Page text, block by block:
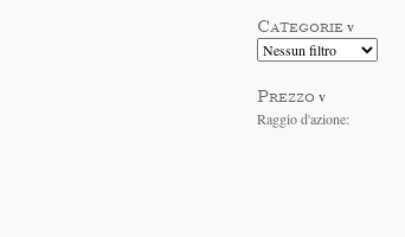
Categoriev
Prezzov
Raggio d'azione: